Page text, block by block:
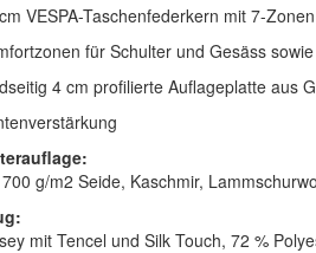
VESPA-Taschenfederkern mit 7-Zonen
für Schulter und Gesäss
4 cm profilierte Auflageplatte aus
700 g/m2 Seide, Kaschmir,
mit Tencel und Silk Touch, 72 %